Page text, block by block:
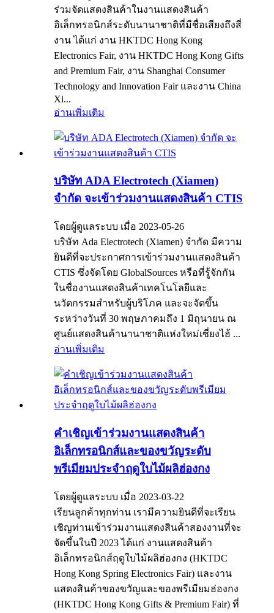
ร่วมจัดแสดงสินค้าในงานแสดงสินค้า
อิเล็กทรอนิกส์ระดับนานาชาติที่มีชื่อเสียงถึงสี่
งาน ได้แก่ งาน HKTDC Hong Kong
Electronics Fair, งาน HKTDC Hong Kong Gifts
and Premium Fair, งาน Shanghai Consumer
Technology and Innovation Fair และงาน China
Xi...
อ่านเพิ่มเติม
บริษัท ADA Electrotech (Xiamen)
จำกัด จะเข้าร่วมงานแสดงสินค้า CTIS
โดยผู้ดูแลระบบ เมื่อ 2023-05-26
บริษัท Ada Electrotech (Xiamen) จำกัด มีความ
ยินดีที่จะประกาศการเข้าร่วมงานแสดงสินค้า
CTIS ซึ่งจัดโดย GlobalSources หรือที่รู้จักกัน
ในชื่องานแสดงสินค้าเทคโนโลยีและ
นวัตกรรมสำหรับผู้บริโภค และจะจัดขึ้น
ระหว่างวันที่ 30 พฤษภาคมถึง 1 มิถุนายน ณ
ศูนย์แสดงสินค้านานาชาติแห่งใหม่เซี่ยงไฮ้ ...
อ่านเพิ่มเติม
คำเชิญเข้าร่วมงานแสดงสินค้า
อิเล็กทรอนิกส์และของขวัญระดับ
พรีเมียมประจำฤดูใบไม้ผลิฮ่องกง
โดยผู้ดูแลระบบ เมื่อ 2023-03-22
เรียนลูกค้าทุกท่าน เรามีความยินดีที่จะเรียน
เชิญท่านเข้าร่วมงานแสดงสินค้าสองงานที่จะ
จัดขึ้นในปี 2023 ได้แก่ งานแสดงสินค้า
อิเล็กทรอนิกส์ฤดูใบไม้ผลิฮ่องกง (HKTDC
Hong Kong Spring Electronics Fair) และงาน
แสดงสินค้าของขวัญและของพรีเมียมฮ่องกง
(HKTDC Hong Kong Gifts & Premium Fair) ที่